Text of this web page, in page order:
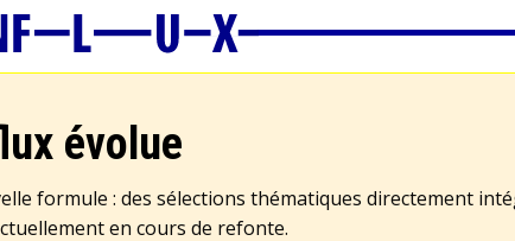
évolue
formule : des sélections thématiques directement
en cours de refonte.